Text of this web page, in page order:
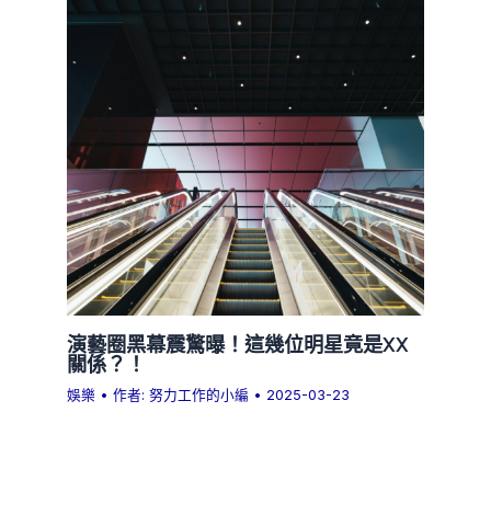
演藝圈黑幕震驚曝！這幾位明星竟是XX
關係？！
娛樂 • 作者:努力工作的小編 • 2025-03-23